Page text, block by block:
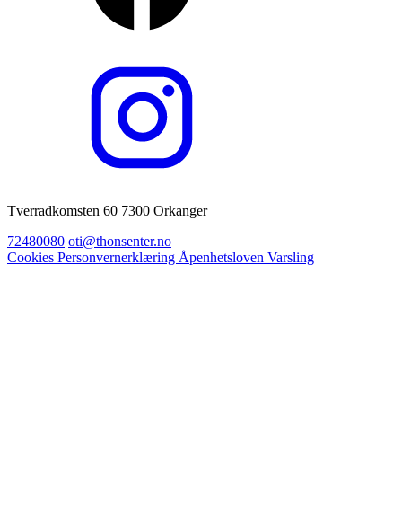
Tverradkomsten 60 7300 Orkanger
72480080 oti@thonsenter.no
Cookies Personvernerklæring Åpenhetsloven Varsling